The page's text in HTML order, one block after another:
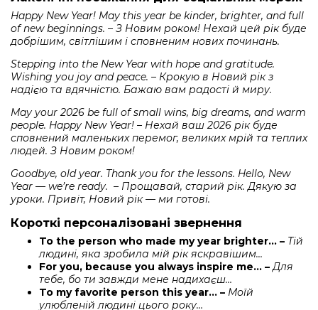
Happy New Year! May this year be kinder, brighter, and full
of new beginnings. – З Новим роком! Нехай цей рік буде
добрішим, світлішим і сповненим нових починань.
Stepping into the New Year with hope and gratitude.
Wishing you joy and peace. – Крокую в Новий рік з
надією та вдячністю. Бажаю вам радості й миру.
May your 2026 be full of small wins, big dreams, and warm
people. Happy New Year! – Нехай ваш 2026 рік буде
сповнений маленьких перемог, великих мрій та теплих
людей. З Новим роком!
Goodbye, old year. Thank you for the lessons. Hello, New
Year — we’re ready. – Прощавай, старий рік. Дякую за
уроки. Привіт, Новий рік — ми готові.
Короткі персоналізовані звернення
To the person who made my year brighter… – Тій
людині, яка зробила мій рік яскравішим…
For you, because you always inspire me… –Для
тебе, бо ти завжди мене надихаєш…
To my favorite person this year… – Моїй
улюбленій людині цього року…